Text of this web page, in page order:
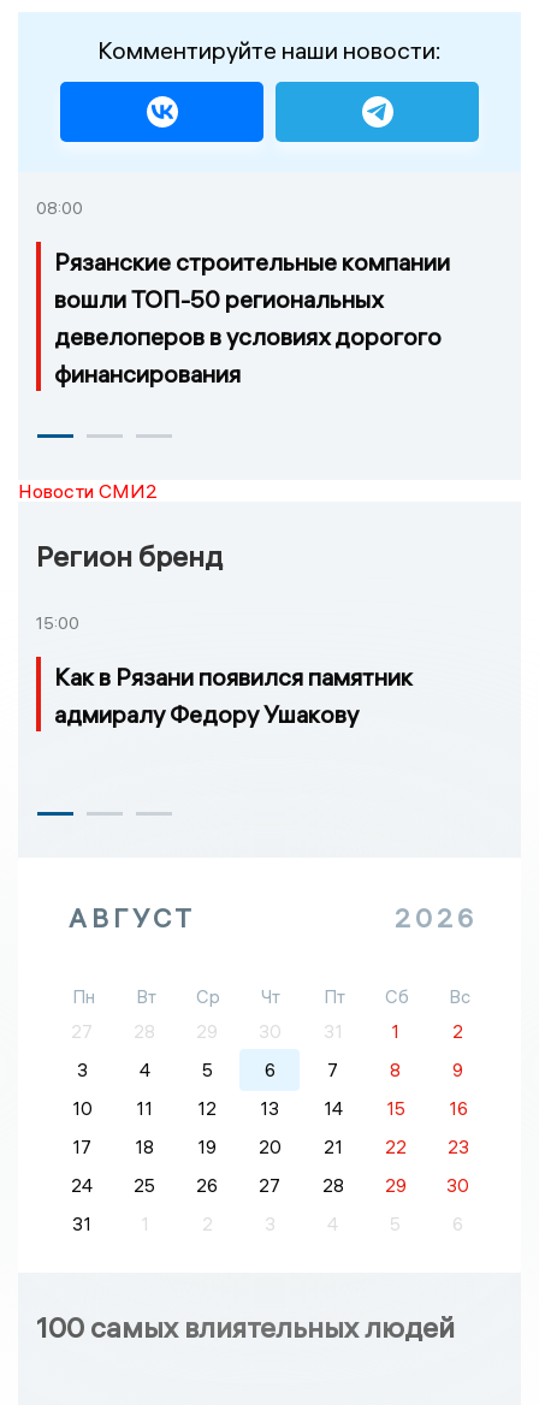
Комментируйте наши новости:
08:00
Рязанские строительные компании
вошли ТОП-50 региональных
девелоперов в условиях дорогого
финансирования
Новости СМИ2
Регион бренд
15:00
Как в Рязани появился памятник
адмиралу Федору Ушакову
АВГУСТ 2026
Пн Вт Ср Чт Пт Сб
Вс
27
28 29 30 31 1
2
3
4 5 6 7 8
9
10
11 12 13 14 15
16
17
18 19 20 21 22
23
24
25 26 27 28 29
30
31
1 2 3 4 5 6
100 самых влиятельных людей